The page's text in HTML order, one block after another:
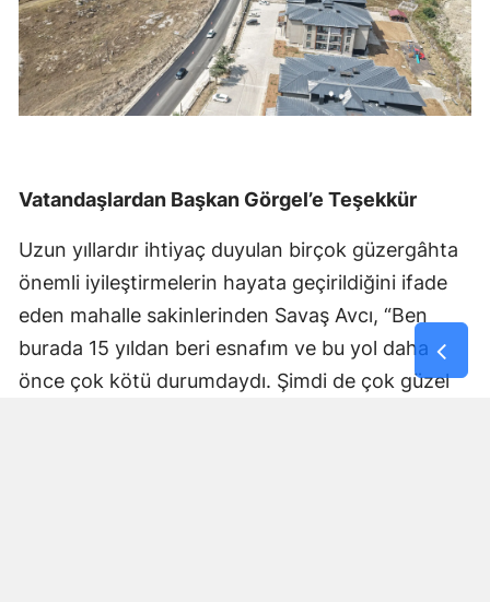
Vatandaşlardan Başkan Görgel’e Teşekkür
Uzun yıllardır ihtiyaç duyulan birçok güzergâhta
önemli iyileştirmelerin hayata geçirildiğini ifade
eden mahalle sakinlerinden Savaş Avcı, “Ben
burada 15 yıldan beri esnafım ve bu yol daha
önce çok kötü durumdaydı. Şimdi de çok güzel